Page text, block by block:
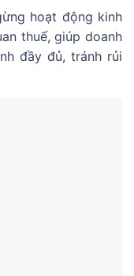
hoạt động kinh
thuế, giúp doanh
đầy đủ, tránh rủi